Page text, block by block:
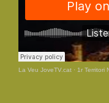
La Veu JoveTV.cat · 1r Territori